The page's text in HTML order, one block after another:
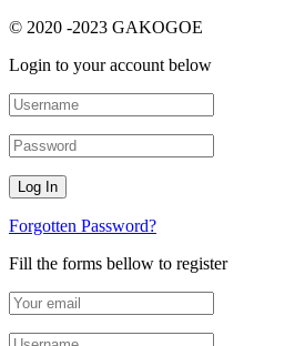
© 2020 -2023 GAKOGOE
Login to your account below
Forgotten Password?
Fill the forms bellow to register